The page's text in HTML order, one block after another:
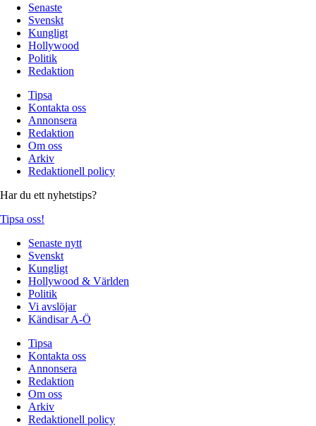
Senaste
Svenskt
Kungligt
Hollywood
Politik
Redaktion
Tipsa
Kontakta oss
Annonsera
Redaktion
Om oss
Arkiv
Redaktionell policy
Har du ett nyhetstips?
Tipsa oss!
Senaste nytt
Svenskt
Kungligt
Hollywood & Världen
Politik
Vi avslöjar
Kändisar A-Ö
Tipsa
Kontakta oss
Annonsera
Redaktion
Om oss
Arkiv
Redaktionell policy